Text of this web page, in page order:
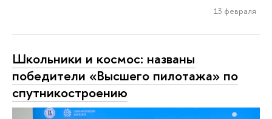
13 февраля
Школьники и космос: названы
победители «Высшего пилотажа» по
спутникостроению